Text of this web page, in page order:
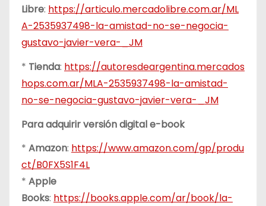
Libre: https://articulo.mercadolibre.com.ar/ML
A-2535937498-la-amistad-no-se-negocia-
gustavo-javier-vera-_JM
* Tienda: https://autoresdeargentina.mercados
hops.com.ar/MLA-2535937498-la-amistad-
no-se-negocia-gustavo-javier-vera-_JM
Para adquirir versión digital e-book
* Amazon: https://www.amazon.com/gp/produ
ct/B0FX5S1F4L
* Apple
Books: https://books.apple.com/ar/book/la-